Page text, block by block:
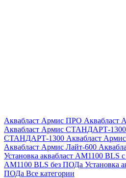
Аквабласт Армис ПРО Аквабласт
Аквабласт Армис СТАНДАРТ-1300
СТАНДАРТ-1300 Аквабласт
Аквабласт Армис Лайт-600
Установка аквабласт AM1100 BLS
AM1100 BLS без ПОДа Установка
ПОДа Все категории